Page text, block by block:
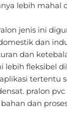
lebih mahal
jenis ini
dan
dan
lebih fleksibel
tertentu
pralon
dan